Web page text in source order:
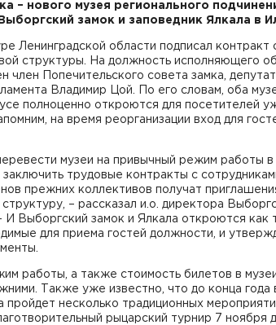
– нового музея регионального
замок и заповедник Ялкала в
Ленинградской области подписал контракт
структуры. На должность исполняющего
член Попечительского совета замка, депутат
Владимир Цой. По его словам, оба
полноценно откроются для посетителей
на время реорганизации вход для
музеи на привычный режим работы
трудовые контракты с
прежних коллективов получат
– рассказал и.о. директора
И Выборгский замок и Ялкала откроются как
для приема гостей должности, и
работы, а также стоимость билетов в
Также уже известно, что до конца года
пройдет несколько традиционных
рыцарский турнир 7 ноября